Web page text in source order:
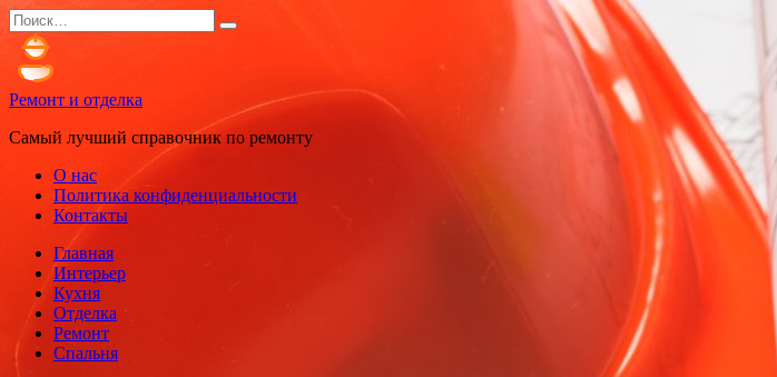
Перейти
к
содержанию
Search
for:
Ремонт и отделка
Самый лучший справочник по ремонту
О нас
Политика конфиденциальности
Контакты
Главная
Интерьер
Кухня
Отделка
Ремонт
Спальня